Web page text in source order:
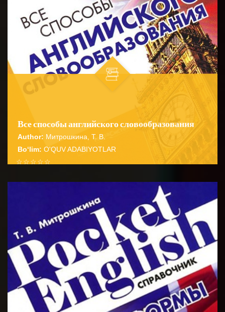
Все способы английского словообразования
Author: Митрошкина, Т. В.
Bo‘lim: O'QUV ADABIYOTLAR
☆
☆
☆
☆
☆
Справочник содержит подробные сведения о
способах словообразования английских имен
существительных прилагательных глаго...